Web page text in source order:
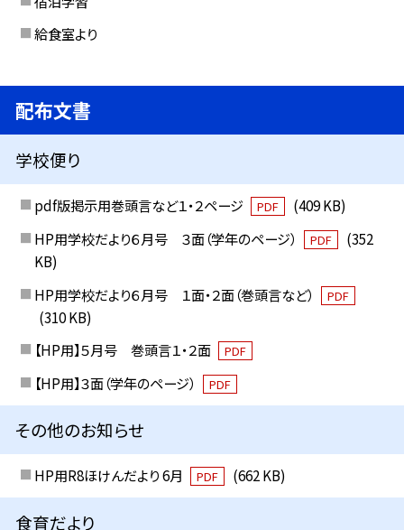
給食室より
配布文書
学校便り
pdf版掲示用巻頭言など１・２ページ PDF
(409 KB)
HP用学校だより６月号 ３面（学年のページ）
PDF
(352
KB)
HP用学校だより６月号 １面・２面（巻頭言など）
PDF
(310 KB)
【HP用】５月号 巻頭言１・２面
PDF
【HP用】３面（学年のページ） PDF
その他のお知らせ
HP用R8ほけんだより 6月 PDF (662 KB)
食育だより